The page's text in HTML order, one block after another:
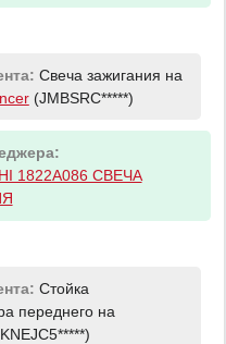
Свеча зажигания на
(JMBSRC*****)
1822A086 СВЕЧА
Стойка
переднего на